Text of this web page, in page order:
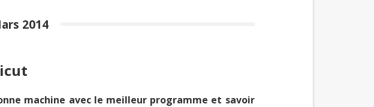
2014
machine avec le meilleur programme et savoir